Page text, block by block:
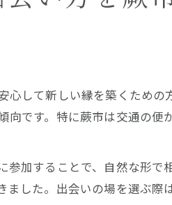
して新しい縁を築くため
です。特に蕨市は交通の
加することで、自然な形
した。出会いの場を選ぶ